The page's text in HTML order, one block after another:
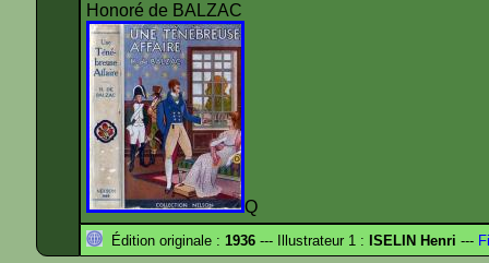
Honoré de BALZAC
Q
Édition originale : 1936 --- Illustrateur 1 : ISELIN Henri ---